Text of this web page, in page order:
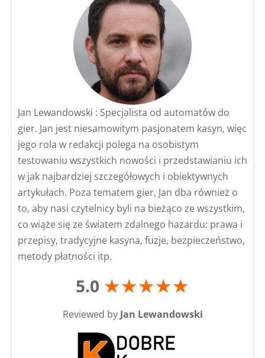
Jan Lewandowski : Specjalista od automatów do
gier. Jan jest niesamowitym pasjonatem kasyn, więc
jego rola w redakcji polega na osobistym
testowaniu wszystkich nowości i przedstawianiu ich
w jak najbardziej szczegółowych i obiektywnych
artykułach. Poza tematem gier, Jan dba również o
to, aby nasi czytelnicy byli na bieżąco ze wszystkim,
co wiąże się ze światem zdalnego hazardu: prawa i
przepisy, tradycyjne kasyna, fuzje, bezpieczeństwo,
metody płatności itp.
5.0 ★★★★★
Reviewed by Jan Lewandowski